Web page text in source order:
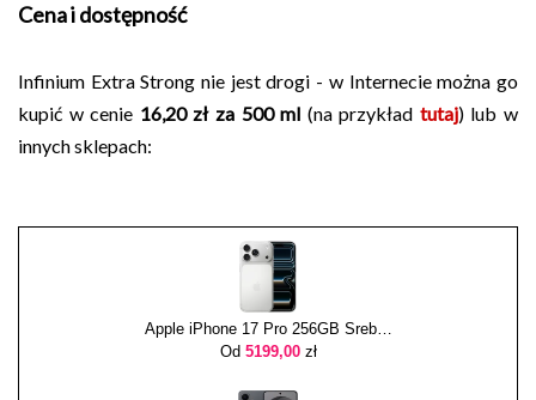
Cena i dostępność
Infinium Extra Strong nie jest drogi - w Internecie można go
kupić w cenie 16,20 zł za 500 ml (na przykład tutaj) lub w
innych sklepach:
Apple iPhone 17 Pro 256GB Srebrny
Od 5199,00zł